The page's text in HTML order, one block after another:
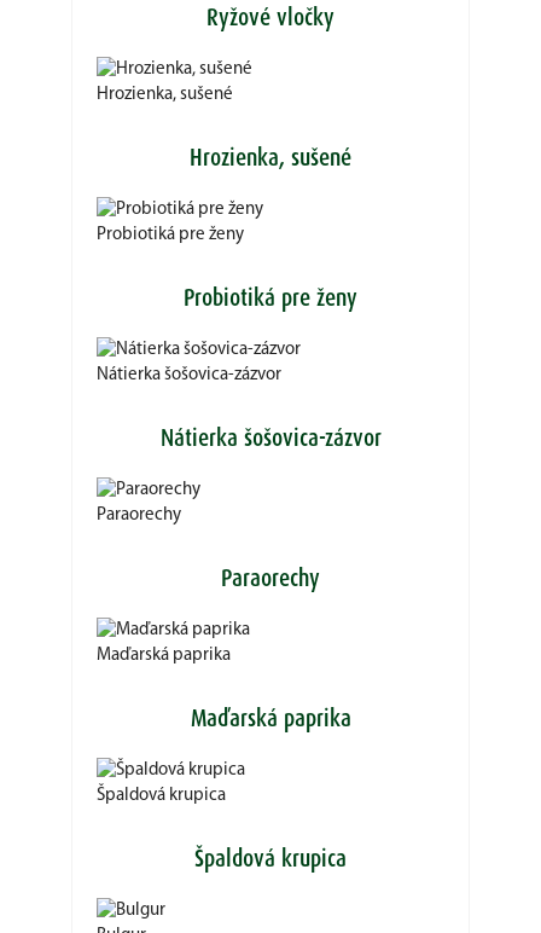
Ryžové vločky
Hrozienka, sušené
Hrozienka, sušené
Probiotiká pre ženy
Probiotiká pre ženy
Nátierka šošovica-zázvor
Nátierka šošovica-zázvor
Paraorechy
Paraorechy
Maďarská paprika
Maďarská paprika
Špaldová krupica
Špaldová krupica